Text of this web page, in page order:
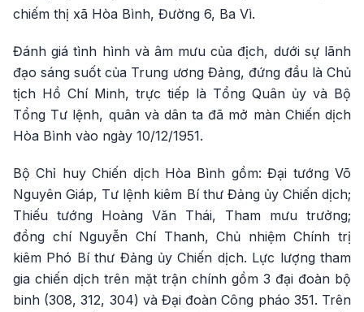
chiếm thị xã Hòa Bình, Đường 6, Ba Vì.
Đánh giá tình hình và âm mưu của địch, dưới sự lãnh
đạo sáng suốt của Trung ương Đảng, đứng đầu là Chủ
tịch Hồ Chí Minh, trực tiếp là Tổng Quân ủy và Bộ
Tổng Tư lệnh, quân và dân ta đã mở màn Chiến dịch
Hòa Bình vào ngày 10/12/1951.
Bộ Chỉ huy Chiến dịch Hòa Bình gồm: Đại tướng Võ
Nguyên Giáp, Tư lệnh kiêm Bí thư Đảng ủy Chiến dịch;
Thiếu tướng Hoàng Văn Thái, Tham mưu trưởng;
đồng chí Nguyễn Chí Thanh, Chủ nhiệm Chính trị
kiêm Phó Bí thư Đảng ủy Chiến dịch. Lực lượng tham
gia chiến dịch trên mặt trận chính gồm 3 đại đoàn bộ
binh (308, 312, 304) và Đại đoàn Công pháo 351. Trên